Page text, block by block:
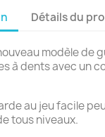
Détails du
modèle de
à dents avec un
au jeu facile
tous niveaux.